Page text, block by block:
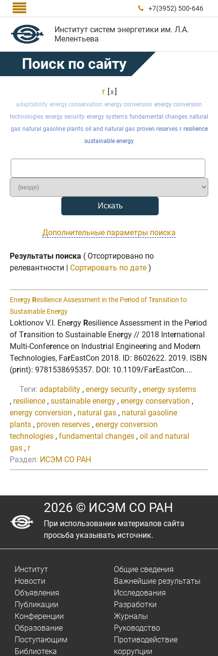
  +7(3952) 500-646
Институт систем энергетики им. Л.А.
Мелентьева
Поиск по сайту
r [x]
adaptability energy conservation energy conversion energy conversion
technologies energy security energy systems fundamental changes natural
gas natural gasoline plants oil and natural gas proven reserves r resilience
sustainable energy
Дополнительные параметры поиска
Результаты поиска ( Отсортировано по
релевантности | Сортировать по дате )
EnergyResilience Assessment in the Period of Transition to
Sustainable Energy
Loktionov V.I. Energy Resilience Assessment in the Period
of Transition to Sustainable Energy // 2018 International
Multi-Conference on Industrial Engineering and Modern
Technologies, FarEastCon 2018. ID: 8602622. 2019. ISBN
(print): 9781538695357. DOI: 10.1109/FarEastCon....
Теги: adaptability , energy security , energy systems
, resilience , sustainable energy , energy conservation ,
energy conversion , natural gas , natural gasoline
plants , proven reserves , energy conversion
technologies , fundamental changes , oil and natural
gas , r
Раздел: ИСЭМ СО РАН
2026 © ИСЭМ СО РАН
При использовании материалов сайта
просьба указывать источник.
Институт
Новости
Объявления
Публикации
Конференции
Образование
Поступающим
Библиотека
Общие сведения
Важнейшие результаты
Исследования
Разработки
Журналы
Руководство
Противодействие
коррупции